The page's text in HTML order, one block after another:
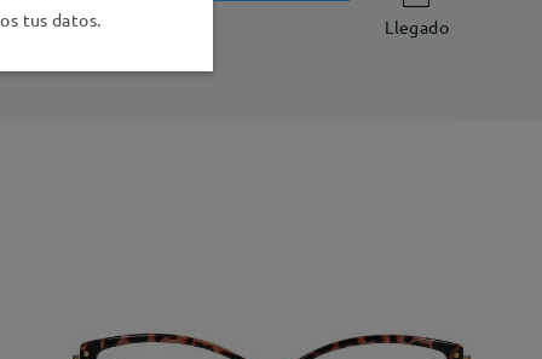
7 días laborales Llegado
tus datos.